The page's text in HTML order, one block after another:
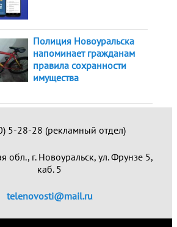
Полиция Новоуральска
напоминает гражданам
правила сохранности
имущества
5-28-28 (рекламный отдел)
обл., г. Новоуральск, ул. Фрунзе 5,
каб. 5
telenovosti@mail.ru